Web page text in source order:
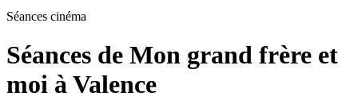
Séances cinéma
Séances de Mon grand frère et
moi à Valence